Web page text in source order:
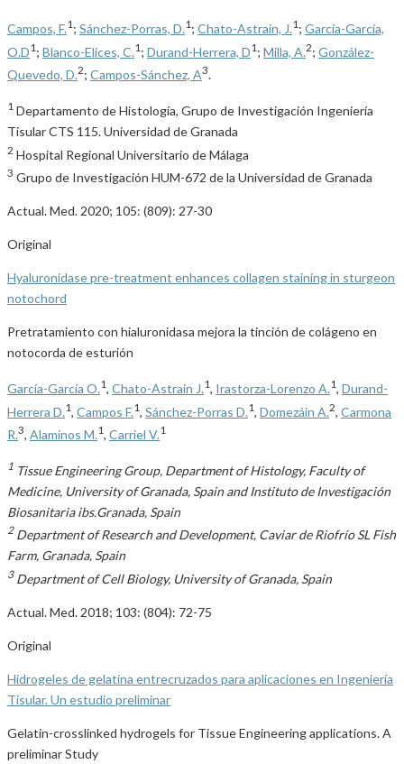
Campos, F.1 ; Sánchez-Porras, D.1 ; Chato-Astrain, J.1 ; García-García,
O.D1 ; Blanco-Elices, C. 1 ; Durand-Herrera, D1 ; Milla, A. 2; González-
Quevedo, D.2; Campos-Sánchez, A3.
1 Departamento de Histología, Grupo de Investigación Ingeniería
Tisular CTS 115. Universidad de Granada
2 Hospital Regional Universitario de Málaga
3 Grupo de Investigación HUM-672 de la Universidad de Granada
Actual. Med. 2020; 105: (809): 27-30
Original
Hyaluronidase pre-treatment enhances collagen staining in sturgeon
notochord
Pretratamiento con hialuronidasa mejora la tinción de colágeno en
notocorda de esturión
García-García O.1, Chato-Astrain J.1, Irastorza-Lorenzo A.1, Durand-
Herrera D. 1 Campos F. 1 Sánchez-Porras D. 1 Domezáin A. 2 Carmona
R.3, Alaminos M.1, Carriel V.1
1 Tissue Engineering Group, Department of Histology, Faculty of
Medicine, University of Granada, Spain and Instituto de Investigación
Biosanitaria ibs.Granada, Spain
2Department of Research and Development, Caviar de Riofrío SL Fish
Farm, Granada, Spain
3Department of Cell Biology, University of Granada, Spain
Actual. Med. 2018; 103: (804): 72-75
Original
Hidrogeles de gelatina entrecruzados para aplicaciones en Ingeniería
Tisular. Un estudio preliminar
Gelatin-crosslinked hydrogels for Tissue Engineering applications. A
preliminar Study